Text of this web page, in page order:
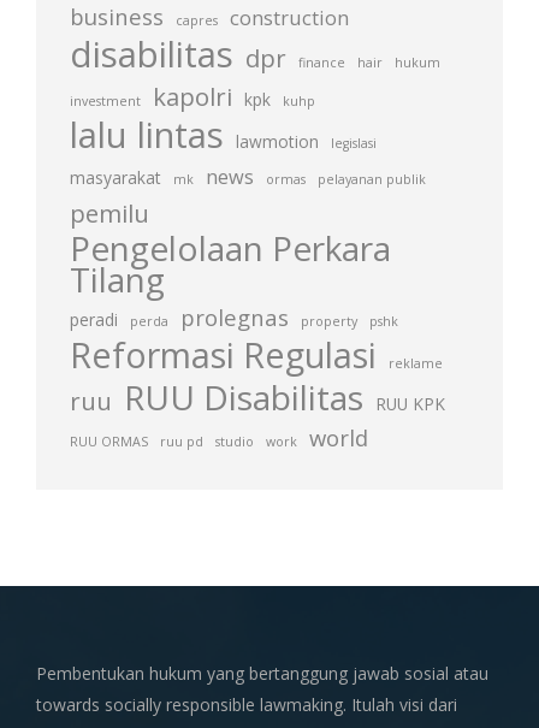
business capres construction
disabilitas dpr finance hair hukum
investment kapolri kpk kuhp
lalu lintas lawmotion legislasi
masyarakat mk news ormas pelayanan publik
pemilu
Pengelolaan Perkara
Tilang
peradi perda prolegnas property pshk
Reformasi Regulasi reklame
ruu RUU Disabilitas RUU KPK
RUU ORMAS ruu pd studio work world
Pembentukan hukum yang bertanggung jawab sosial atau
towards socially responsible lawmaking. Itulah visi dari